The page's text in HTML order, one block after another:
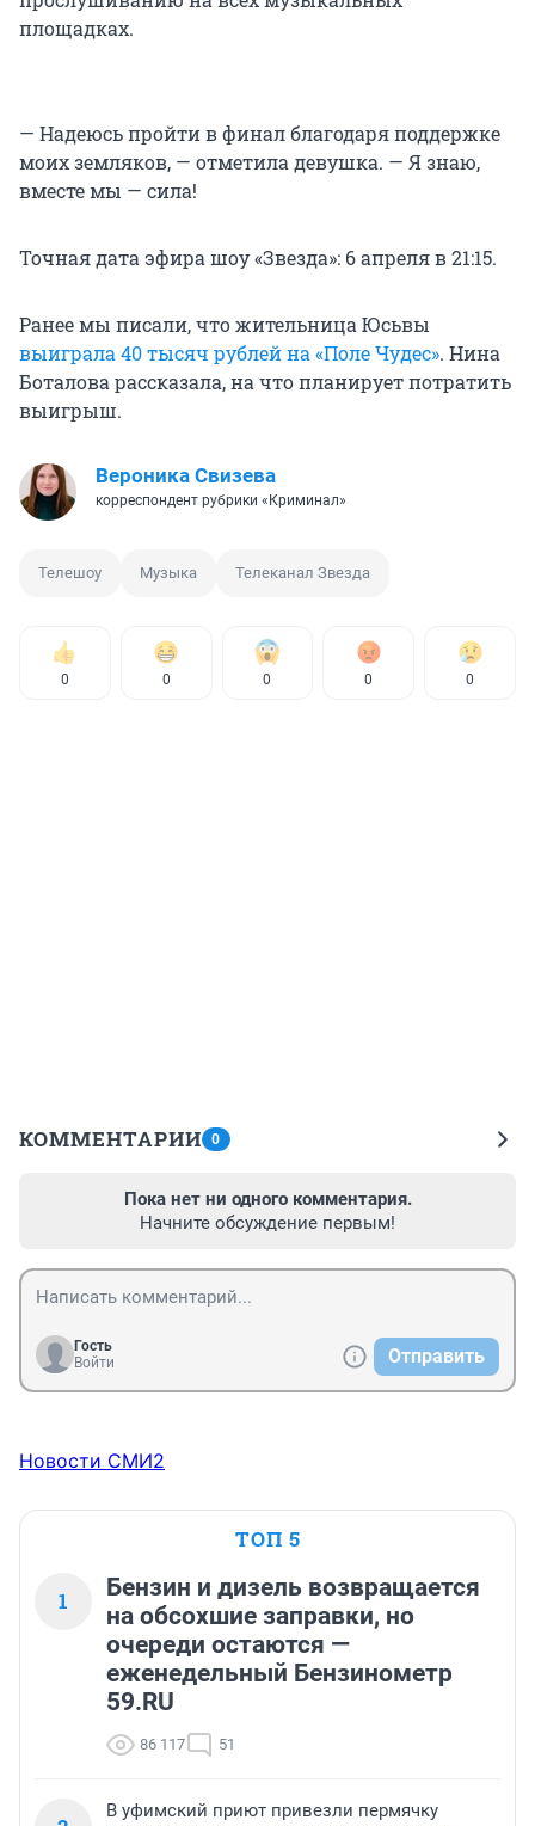
площадках.
— Надеюсь пройти в финал благодаря поддержке
моих земляков, — отметила девушка. — Я знаю,
вместе мы — сила!
Точная дата эфира шоу «Звезда»: 6 апреля в 21:15.
Ранее мы писали, что жительница Юсьвы
выиграла 40 тысяч рублей на «Поле Чудес». Нина
Боталова рассказала, на что планирует потратить
выигрыш.
Вероника Свизева
корреспондент рубрики «Криминал»
Телешоу Музыка Телеканал Звезда
0 0 0 0 0
КОММЕНТАРИИ 0
Пока нет ни одного комментария.
Начните обсуждение первым!
Гость
Войти
Отправить
Новости СМИ2
ТОП 5
1
Бензин и дизель возвращается
на обсохшие заправки, но
очереди остаются —
еженедельный Бензинометр
59.RU
86 117 51
В уфимский приют привезли пермячку